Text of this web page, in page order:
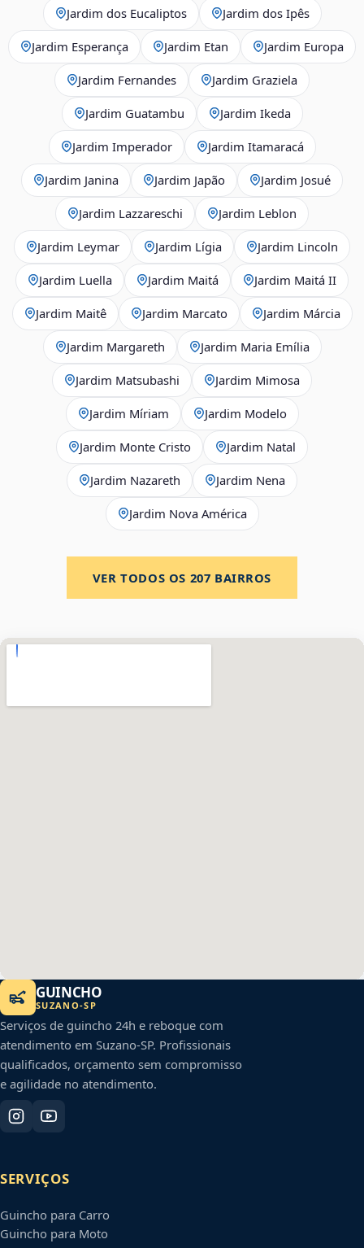
Jardim dos Eucaliptos Jardim dos Ipês
Jardim Esperança Jardim Etan Jardim Europa
Jardim Fernandes Jardim Graziela
Jardim Guatambu Jardim Ikeda
Jardim Imperador Jardim Itamaracá
Jardim Janina Jardim Japão Jardim Josué
Jardim Lazzareschi Jardim Leblon
Jardim Leymar Jardim Lígia Jardim Lincoln
Jardim Luella Jardim Maitá Jardim Maitá II
Jardim Maitê Jardim Marcato Jardim Márcia
Jardim Margareth Jardim Maria Emília
Jardim Matsubashi Jardim Mimosa
Jardim Míriam Jardim Modelo
Jardim Monte Cristo Jardim Natal
Jardim Nazareth Jardim Nena
Jardim Nova América
VER TODOS OS 207 BAIRROS
GUINCHO
SUZANO-SP
Serviços de guincho 24h e reboque com
atendimento em Suzano-SP. Profissionais
qualificados, orçamento sem compromisso
e agilidade no atendimento.
SERVIÇOS
Guincho para Carro
Guincho para Moto